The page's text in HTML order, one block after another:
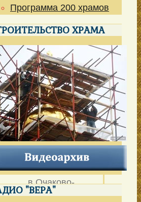
ПРИХОДСКОЙ
ЛИСТОК
храма иконы Божией
МатериНЕОПАЛИМАЯ
КУПИНА
Патриаршего подворья
в Очаково-
Матвеевском в г.
Программа 200 храмов
ХРАМА
"ВЕРА"